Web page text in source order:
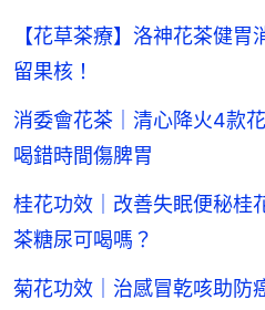
【花草茶療】洛神花茶健
留果核！
消委會花茶｜清心降火4款
喝錯時間傷脾胃
桂花功效｜改善失眠便秘
茶糖尿可喝嗎？
菊花功效｜治感冒乾咳助